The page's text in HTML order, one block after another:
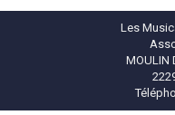
Les
MOULIN